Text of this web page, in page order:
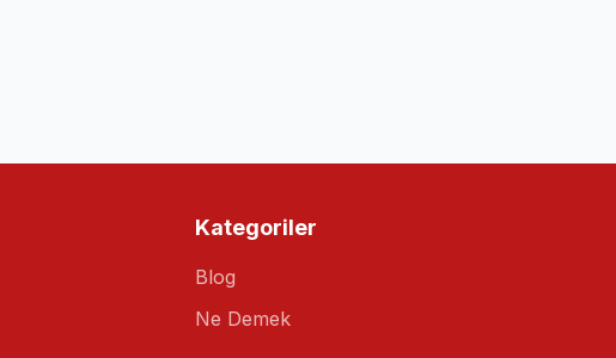
Kategoriler
Blog
Ne Demek